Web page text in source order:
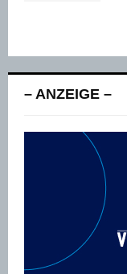
– ANZEIGE –